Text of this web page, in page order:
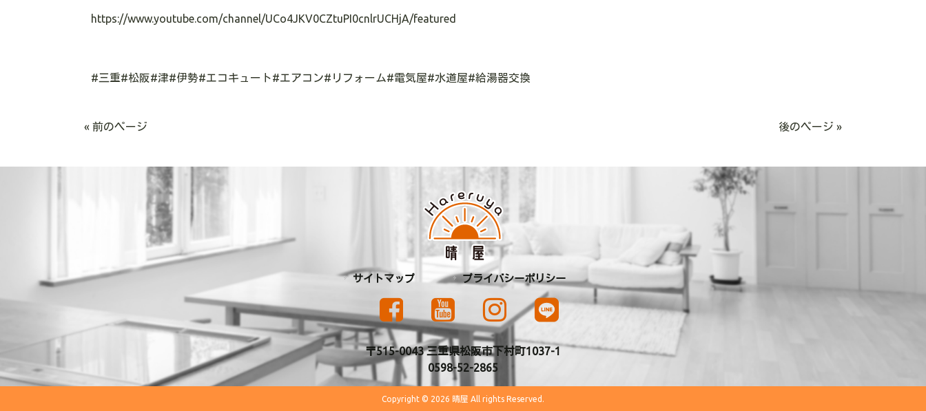
https://www.youtube.com/channel/UCo4JKV0CZtuPI0cnlrUCHjA/featured
#三重#松阪#津#伊勢#エコキュート#エアコン# リフォーム#電気屋#水道屋#給湯器交換
« 前のページ 後のページ »
サイトマップ プライバシーポリシー
〒515-0043 三重県松阪市下村町1037-1
0598-52-2865
Copyright © 2026 晴屋 All rights Reserved.